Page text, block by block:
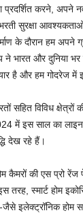
प्रदर्शित करने,
सुरक्षा
के दौरान हम अपने
ने भारत और दुनिया
और हम गोदरेज में इस
सहित विविध
में इस साल का
देख रहे हैं।
कैमरों की एस प्रो
तरह, स्मार्ट होम
इलेक्ट्रॉनिक होम